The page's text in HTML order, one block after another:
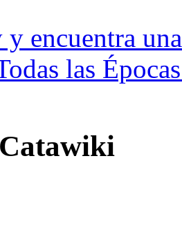
encuentra
las